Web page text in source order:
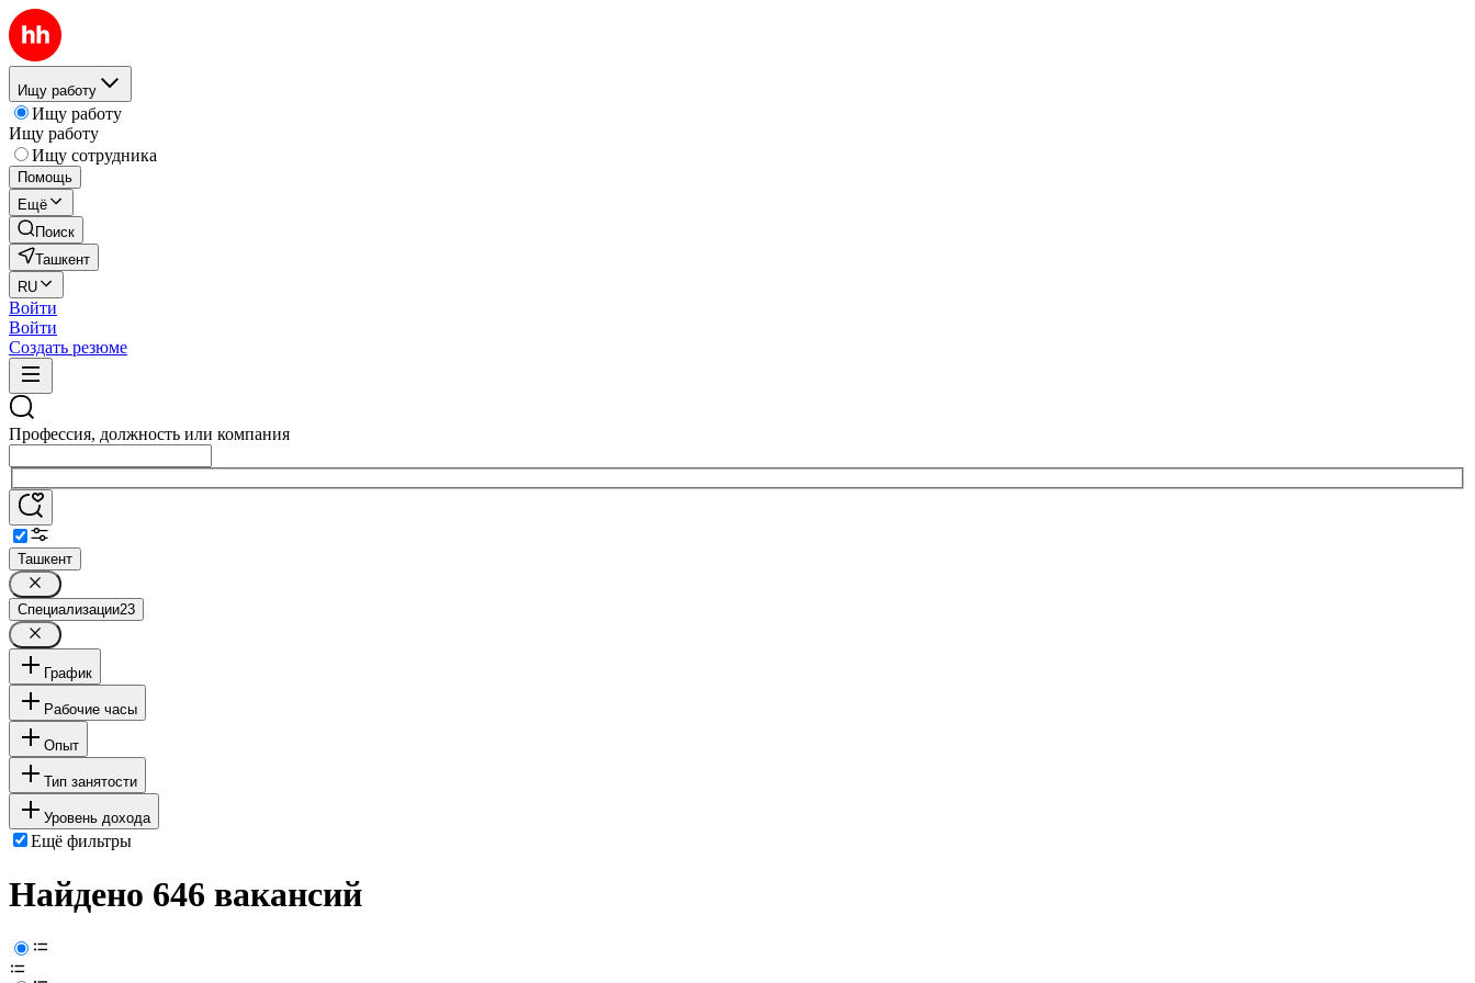
Ищу работу
Ищу работу
Ищу работу
Ищу сотрудника
Помощь
Ещё
Поиск
Ташкент
RU
Войти
Войти
Создать резюме
Профессия, должность или компания
Ташкент
Специализации23
График
Рабочие часы
Опыт
Тип занятости
Уровень дохода
Ещё фильтры
Найдено 646 вакансий